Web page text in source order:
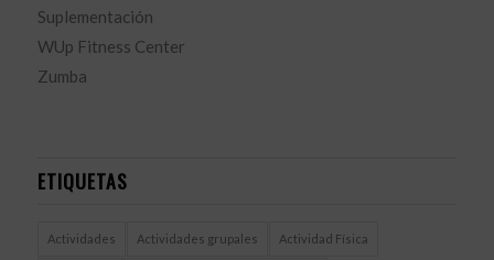
Suplementación
WUp Fitness Center
Zumba
ETIQUETAS
Actividades Actividades grupales Actividad Física